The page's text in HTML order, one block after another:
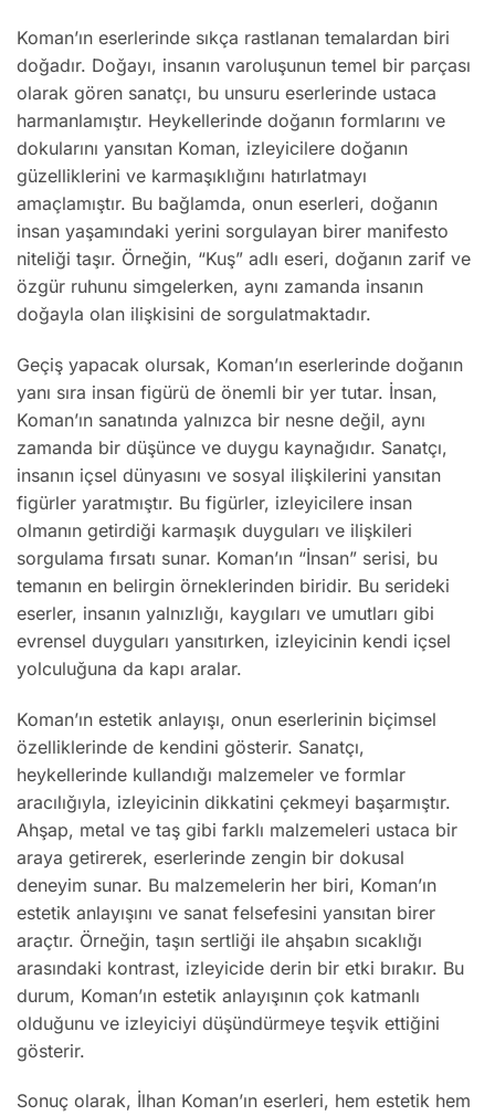
Koman’ın eserlerinde sıkça rastlanan temalardan biri
doğadır. Doğayı, insanın varoluşunun temel bir parçası
olarak gören sanatçı, bu unsuru eserlerinde ustaca
harmanlamıştır. Heykellerinde doğanın formlarını ve
dokularını yansıtan Koman, izleyicilere doğanın
güzelliklerini ve karmaşıklığını hatırlatmayı
amaçlamıştır. Bu bağlamda, onun eserleri, doğanın
insan yaşamındaki yerini sorgulayan birer manifesto
niteliği taşır. Örneğin, “Kuş” adlı eseri, doğanın zarif ve
özgür ruhunu simgelerken, aynı zamanda insanın
doğayla olan ilişkisini de sorgulatmaktadır.
Geçiş yapacak olursak, Koman’ın eserlerinde doğanın
yanı sıra insan figürü de önemli bir yer tutar. İnsan,
Koman’ın sanatında yalnızca bir nesne değil, aynı
zamanda bir düşünce ve duygu kaynağıdır. Sanatçı,
insanın içsel dünyasını ve sosyal ilişkilerini yansıtan
figürler yaratmıştır. Bu figürler, izleyicilere insan
olmanın getirdiği karmaşık duyguları ve ilişkileri
sorgulama fırsatı sunar. Koman’ın “İnsan” serisi, bu
temanın en belirgin örneklerinden biridir. Bu serideki
eserler, insanın yalnızlığı, kaygıları ve umutları gibi
evrensel duyguları yansıtırken, izleyicinin kendi içsel
yolculuğuna da kapı aralar.
Koman’ın estetik anlayışı, onun eserlerinin biçimsel
özelliklerinde de kendini gösterir. Sanatçı,
heykellerinde kullandığı malzemeler ve formlar
aracılığıyla, izleyicinin dikkatini çekmeyi başarmıştır.
Ahşap, metal ve taş gibi farklı malzemeleri ustaca bir
araya getirerek, eserlerinde zengin bir dokusal
deneyim sunar. Bu malzemelerin her biri, Koman’ın
estetik anlayışını ve sanat felsefesini yansıtan birer
araçtır. Örneğin, taşın sertliği ile ahşabın sıcaklığı
arasındaki kontrast, izleyicide derin bir etki bırakır. Bu
durum, Koman’ın estetik anlayışının çok katmanlı
olduğunu ve izleyiciyi düşündürmeye teşvik ettiğini
gösterir.
Sonuç olarak, İlhan Koman’ın eserleri, hem estetik hem